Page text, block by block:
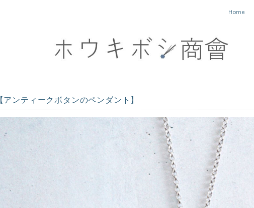
Home
【アンティークボタンのペンダント】